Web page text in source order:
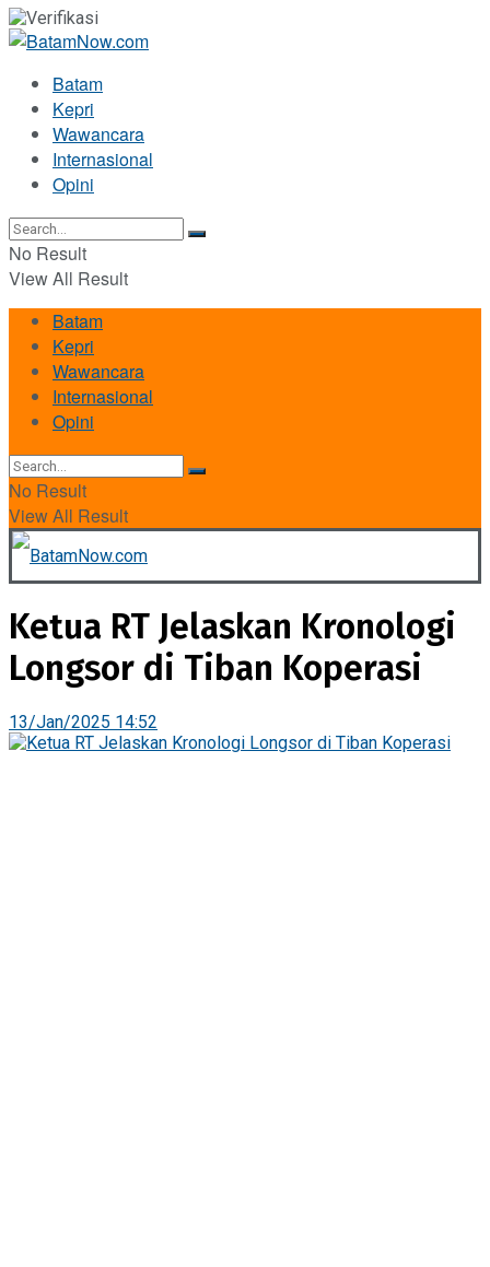
Batam
Kepri
Wawancara
Internasional
Opini
No Result
View All Result
Batam
Kepri
Wawancara
Internasional
Opini
No Result
View All Result
Ketua RT Jelaskan Kronologi
Longsor di Tiban Koperasi
13/Jan/2025 14:52